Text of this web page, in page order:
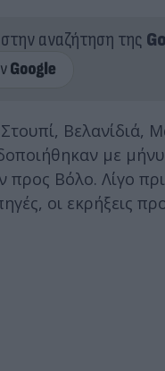
αναζήτηση της
Βελανίδιά,
με
προς Βόλο. Λίγο
οι εκρήξεις